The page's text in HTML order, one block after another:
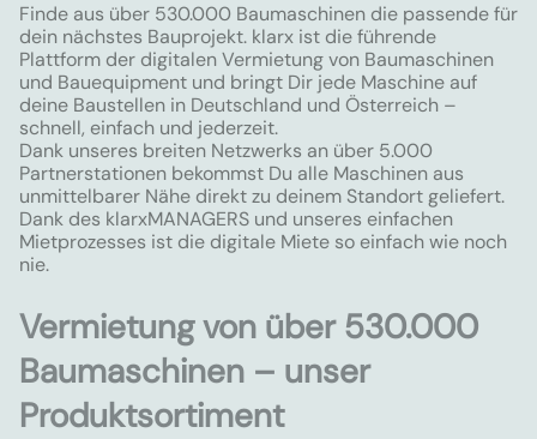
Finde aus über 530.000 Baumaschinen die passende für
dein nächstes Bauprojekt. klarx ist die führende
Plattform der digitalen Vermietung von Baumaschinen
und Bauequipment und bringt Dir jede Maschine auf
deine Baustellen in Deutschland und Österreich –
schnell, einfach und jederzeit.
Dank unseres breiten Netzwerks an über 5.000
Partnerstationen bekommst Du alle Maschinen aus
unmittelbarer Nähe direkt zu deinem Standort geliefert.
Dank des klarxMANAGERS und unseres einfachen
Mietprozesses ist die digitale Miete so einfach wie noch
nie.
Vermietung von über 530.000
Baumaschinen – unser
Produktsortiment